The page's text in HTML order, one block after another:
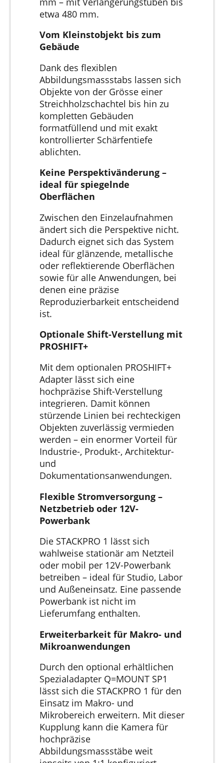
etwa 480 mm.
Vom Kleinstobjekt bis zum
Gebäude
Dank des flexiblen
Abbildungsmassstabs lassen sich
Objekte von der Grösse einer
Streichholzschachtel bis hin zu
kompletten Gebäuden
formatfüllend und mit exakt
kontrollierter Schärfentiefe
ablichten.
Keine Perspektivänderung –
ideal für spiegelnde
Oberflächen
Zwischen den Einzelaufnahmen
ändert sich die Perspektive nicht.
Dadurch eignet sich das System
ideal für glänzende, metallische
oder reflektierende Oberflächen
sowie für alle Anwendungen, bei
denen eine präzise
Reproduzierbarkeit entscheidend
ist.
Optionale Shift-Verstellung mit
PROSHIFT+
Mit dem optionalen PROSHIFT+
Adapter lässt sich eine
hochpräzise Shift-Verstellung
integrieren. Damit können
stürzende Linien bei rechteckigen
Objekten zuverlässig vermieden
werden – ein enormer Vorteil für
Industrie-, Produkt-, Architektur-
und
Dokumentationsanwendungen.
Flexible Stromversorgung –
Netzbetrieb oder 12V-
Powerbank
Die STACKPRO 1 lässt sich
wahlweise stationär am Netzteil
oder mobil per 12V-Powerbank
betreiben – ideal für Studio, Labor
und Außeneinsatz. Eine passende
Powerbank ist nicht im
Lieferumfang enthalten.
Erweiterbarkeit für Makro- und
Mikroanwendungen
Durch den optional erhältlichen
Spezialadapter Q=MOUNT SP1
lässt sich die STACKPRO 1 für den
Einsatz im Makro- und
Mikrobereich erweitern. Mit dieser
Kupplung kann die Kamera für
hochpräzise
Abbildungsmassstäbe weit